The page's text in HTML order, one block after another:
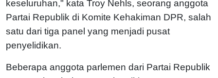
keseluruhan," kata Troy Nehls, seorang anggota
Partai Republik di Komite Kehakiman DPR, salah
satu dari tiga panel yang menjadi pusat
penyelidikan.
Beberapa anggota parlemen dari Partai Republik